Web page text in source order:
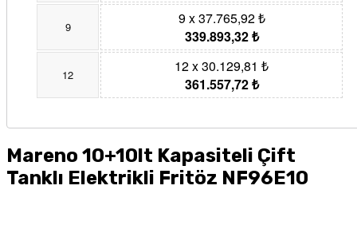
9
9 x 37.765,92 ₺
339.893,32 ₺
12
12 x 30.129,81 ₺
361.557,72 ₺
Mareno 10+10lt Kapasiteli Çift
Tanklı Elektrikli Fritöz NF96E10